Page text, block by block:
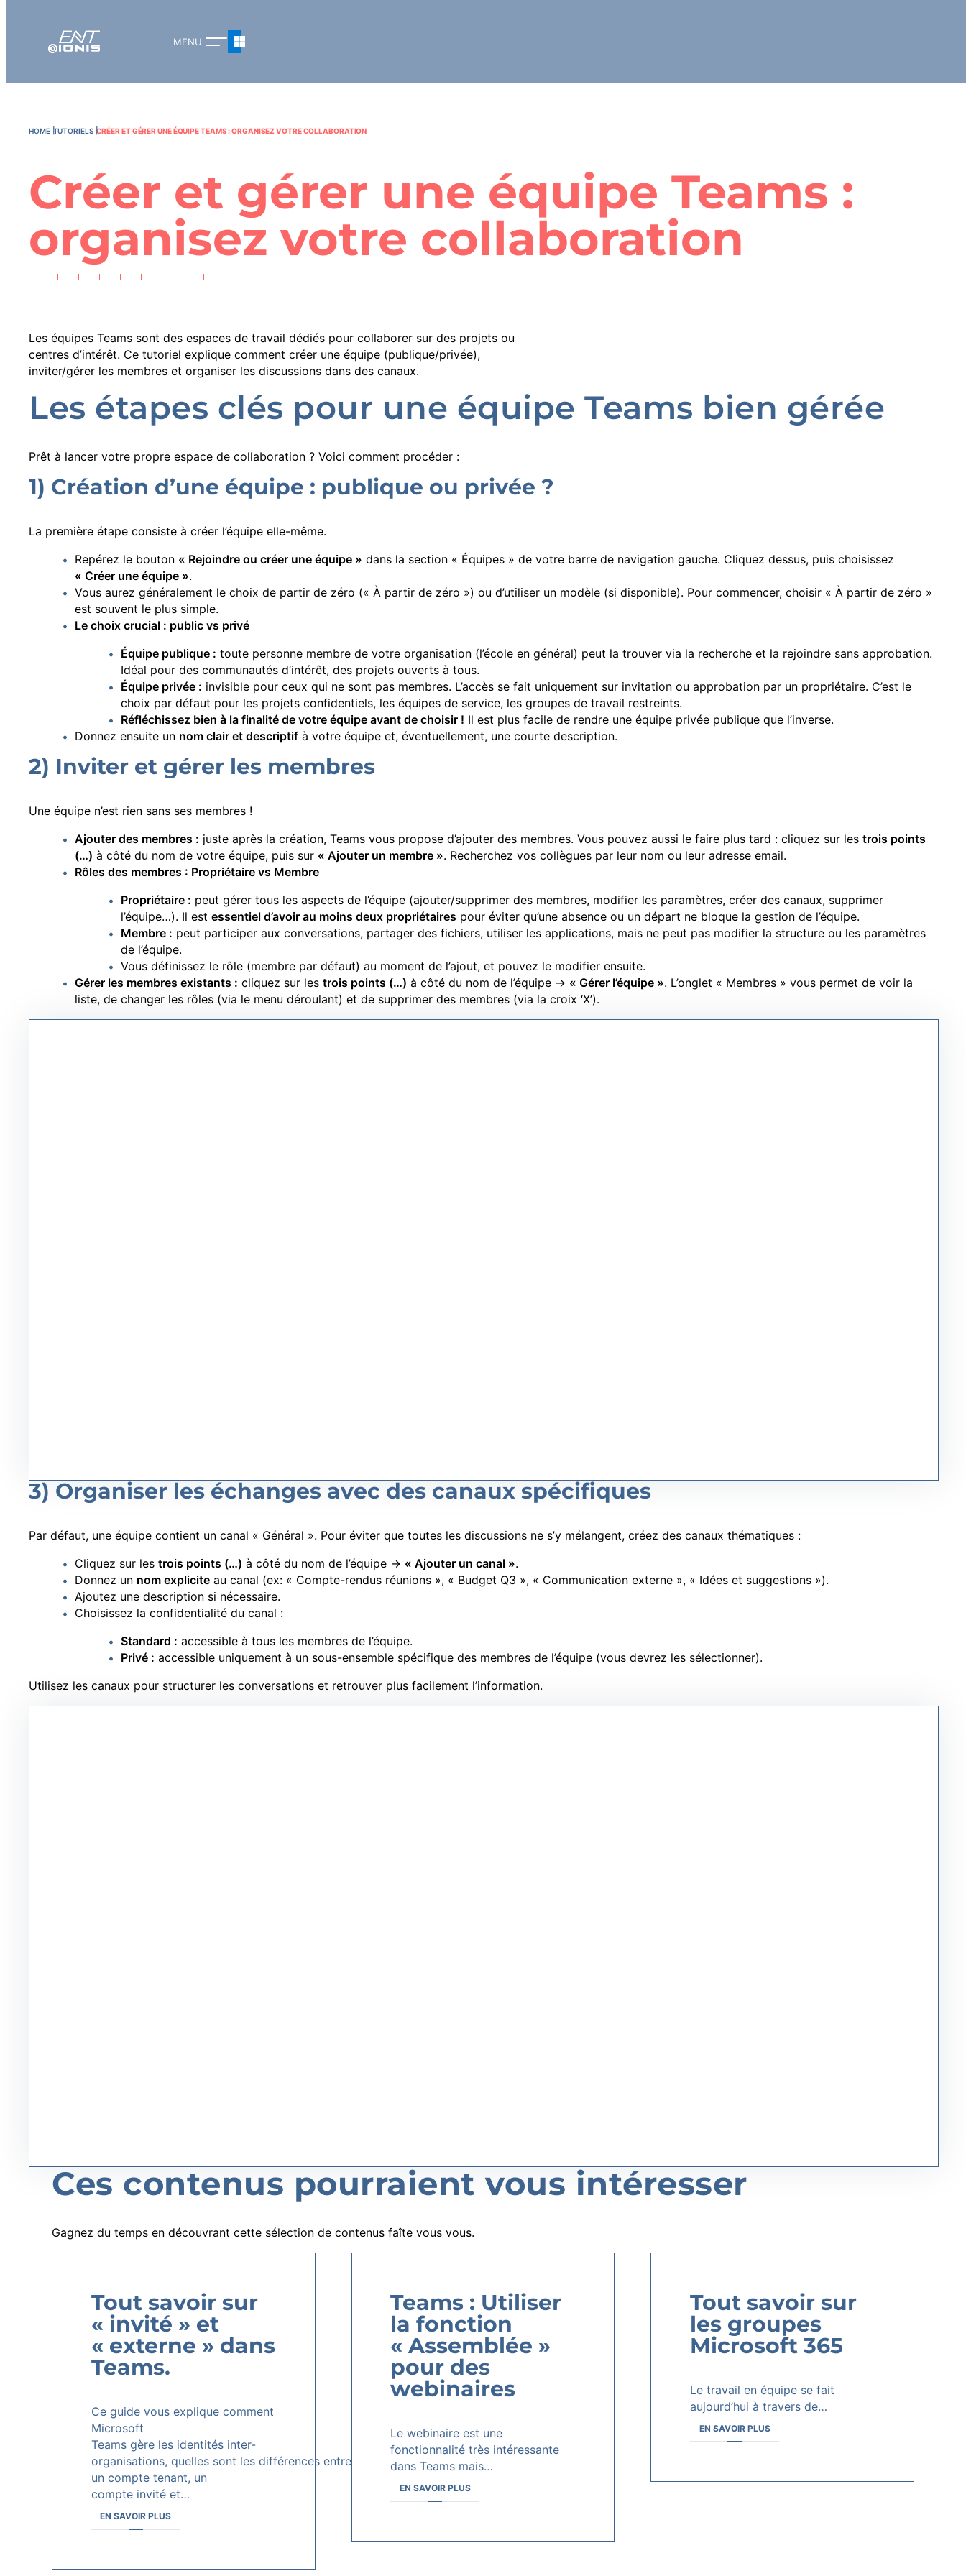
HOME TUTORIELS CRÉER ET GÉRER UNE ÉQUIPE TEAMS : ORGANISEZ VOTRE COLLABORATION
Créer et gérer une équipe Teams :
organisez votre collaboration
Les équipes Teams sont des espaces de travail dédiés pour collaborer sur des projets ou
centres d’intérêt. Ce tutoriel explique comment créer une équipe (publique/privée),
inviter/gérer les membres et organiser les discussions dans des canaux.
Les étapes clés pour une équipe Teams bien gérée
Prêt à lancer votre propre espace de collaboration ? Voici comment procéder :
1) Création d’une équipe : publique ou privée ?
La première étape consiste à créer l’équipe elle-même.
Repérez le bouton « Rejoindre ou créer une équipe » dans la section « Équipes » de votre barre de navigation gauche. Cliquez dessus, puis choisissez
« Créer une équipe ».
Vous aurez généralement le choix de partir de zéro (« À partir de zéro ») ou d’utiliser un modèle (si disponible). Pour commencer, choisir « À partir de zéro »
est souvent le plus simple.
Le choix crucial : public vs privé
Équipe publique : toute personne membre de votre organisation (l’école en général) peut la trouver via la recherche et la rejoindre sans approbation.
Idéal pour des communautés d’intérêt, des projets ouverts à tous.
Équipe privée : invisible pour ceux qui ne sont pas membres. L’accès se fait uniquement sur invitation ou approbation par un propriétaire. C’est le
choix par défaut pour les projets confidentiels, les équipes de service, les groupes de travail restreints.
Réfléchissez bien à la finalité de votre équipe avant de choisir ! Il est plus facile de rendre une équipe privée publique que l’inverse.
Donnez ensuite un nom clair et descriptif à votre équipe et, éventuellement, une courte description.
2) Inviter et gérer les membres
Une équipe n’est rien sans ses membres !
Ajouter des membres : juste après la création, Teams vous propose d’ajouter des membres. Vous pouvez aussi le faire plus tard : cliquez sur les trois points
(…) à côté du nom de votre équipe, puis sur « Ajouter un membre ». Recherchez vos collègues par leur nom ou leur adresse email.
Rôles des membres : Propriétaire vs Membre
Propriétaire : peut gérer tous les aspects de l’équipe (ajouter/supprimer des membres, modifier les paramètres, créer des canaux, supprimer
l’équipe…). Il est essentiel d’avoir au moins deux propriétaires pour éviter qu’une absence ou un départ ne bloque la gestion de l’équipe.
Membre : peut participer aux conversations, partager des fichiers, utiliser les applications, mais ne peut pas modifier la structure ou les paramètres
de l’équipe.
Vous définissez le rôle (membre par défaut) au moment de l’ajout, et pouvez le modifier ensuite.
Gérer les membres existants : cliquez sur les trois points (…) à côté du nom de l’équipe -> « Gérer l’équipe ». L’onglet « Membres » vous permet de voir la
liste, de changer les rôles (via le menu déroulant) et de supprimer des membres (via la croix ‘X’).
3) Organiser les échanges avec des canaux spécifiques
Par défaut, une équipe contient un canal « Général ». Pour éviter que toutes les discussions ne s’y mélangent, créez des canaux thématiques :
Cliquez sur les trois points (…) à côté du nom de l’équipe -> « Ajouter un canal ».
Donnez un nom explicite au canal (ex: « Compte-rendus réunions », « Budget Q3 », « Communication externe », « Idées et suggestions »).
Ajoutez une description si nécessaire.
Choisissez la confidentialité du canal :
Standard : accessible à tous les membres de l’équipe.
Privé : accessible uniquement à un sous-ensemble spécifique des membres de l’équipe (vous devrez les sélectionner).
Utilisez les canaux pour structurer les conversations et retrouver plus facilement l’information.
Ces contenus pourraient vous intéresser
Gagnez du temps en découvrant cette sélection de contenus faîte vous vous.
Tout savoir sur
« invité » et
« externe » dans
Teams.
Ce guide vous explique comment
Microsoft
Teams gère les identités inter-
organisations, quelles sont les différences entre
un compte tenant, un
compte invité et…
EN SAVOIR PLUS
Teams : Utiliser
la fonction
« Assemblée »
pour des
webinaires
Le webinaire est une
fonctionnalité très intéressante
dans Teams mais…
EN SAVOIR PLUS
Tout savoir sur
les groupes
Microsoft 365
Le travail en équipe se fait
aujourd’hui à travers de…
EN SAVOIR PLUS